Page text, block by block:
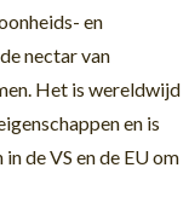
en
nectar van
Het is wereldwijd
en is
de VS en de EU om